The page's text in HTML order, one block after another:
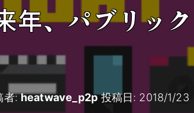
年、パブリッ
者:heatwave_p2p投稿日: 2018/1/23